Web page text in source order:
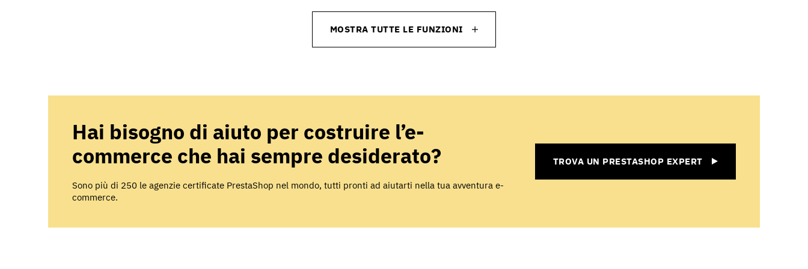
MOSTRA TUTTE LE FUNZIONI
Hai bisogno di aiuto per costruire l’e-
commerce che hai sempre desiderato?
Sono più di 250 le agenzie certificate PrestaShop nel mondo, tutti pronti ad aiutarti nella tua avventura e-
commerce.
TROVA UN PRESTASHOP EXPERT